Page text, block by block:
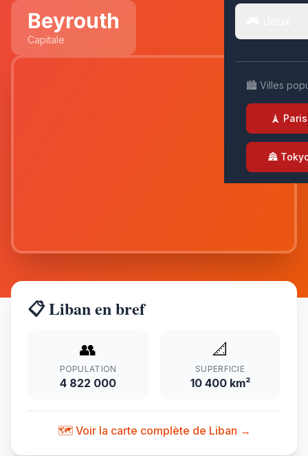
🏙️ Villes
🗼 Paris
🏯
Beyrouth
Capitale
📋 Liban en bref
👥
POPULATION
4 822 000
📐
SUPERFICIE
10 400 km²
🗺️ Voir la carte complète de Liban →